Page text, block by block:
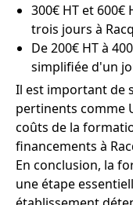
300€ HT et
trois jours à
De 200€ HT à
simplifiée d'un
Il est important de
pertinents comme
coûts de la
financements à
En conclusion, la
une étape